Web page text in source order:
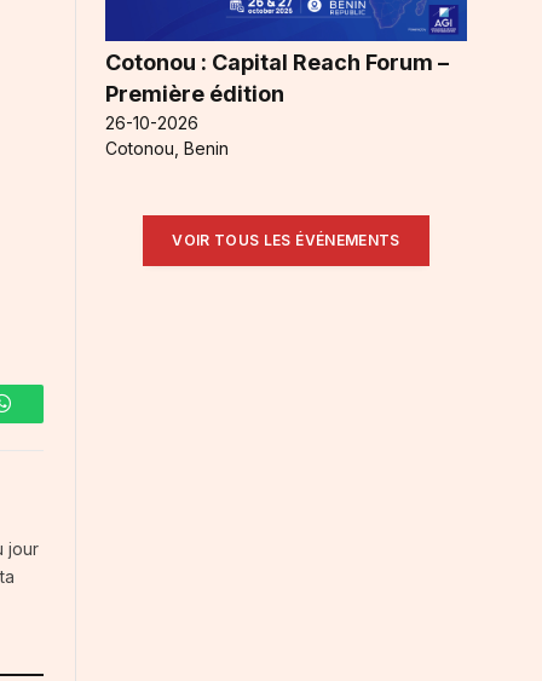
WhatsApp
jour
Cotonou : Capital Reach Forum –
Première édition
26-10-2026
Cotonou, Benin
VOIR TOUS LES ÉVÉNEMENTS